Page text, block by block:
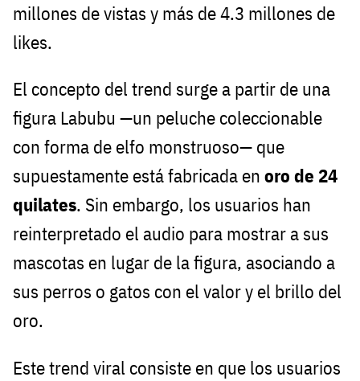
millones de vistas y más de 4.3 millones de
likes.
El concepto del trend surge a partir de una
figura Labubu —un peluche coleccionable
con forma de elfo monstruoso— que
supuestamente está fabricada en oro de 24
quilates. Sin embargo, los usuarios han
reinterpretado el audio para mostrar a sus
mascotas en lugar de la figura, asociando a
sus perros o gatos con el valor y el brillo del
oro.
Este trend viral consiste en que los usuarios